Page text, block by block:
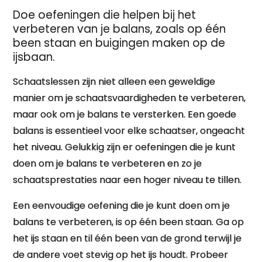
Doe oefeningen die helpen bij het
verbeteren van je balans, zoals op één
been staan en buigingen maken op de
ijsbaan.
Schaatslessen zijn niet alleen een geweldige
manier om je schaatsvaardigheden te verbeteren,
maar ook om je balans te versterken. Een goede
balans is essentieel voor elke schaatser, ongeacht
het niveau. Gelukkig zijn er oefeningen die je kunt
doen om je balans te verbeteren en zo je
schaatsprestaties naar een hoger niveau te tillen.
Een eenvoudige oefening die je kunt doen om je
balans te verbeteren, is op één been staan. Ga op
het ijs staan en til één been van de grond terwijl je
de andere voet stevig op het ijs houdt. Probeer